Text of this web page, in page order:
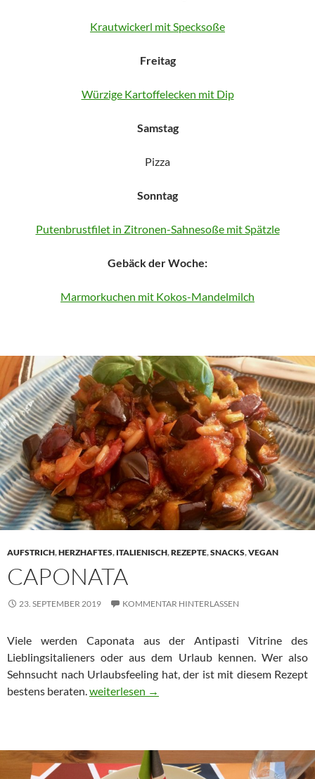
Krautwickerl mit Specksoße
Freitag
Würzige Kartoffelecken mit Dip
Samstag
Pizza
Sonntag
Putenbrustfilet in Zitronen-Sahnesoße mit Spätzle
Gebäck der Woche:
Marmorkuchen mit Kokos-Mandelmilch
AUFSTRICH,HERZHAFTES, ITALIENISCH,REZEPTE,SNACKS,VEGAN
CAPONATA
23. SEPTEMBER 2019 KOMMENTAR HINTERLASSEN
Viele werden Caponata aus der Antipasti Vitrine des
Lieblingsitalieners oder aus dem Urlaub kennen. Wer also
Sehnsucht nach Urlaubsfeeling hat, der ist mit diesem Rezept
bestens beraten.Caponata
weiterlesen →